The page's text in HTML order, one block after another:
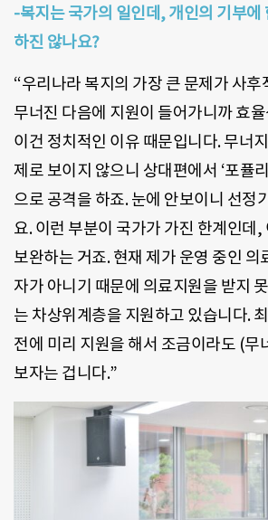
-복지는 국가의 일인데, 개인의 기부에
하진 않나요?
“우리나라 복지의 가장 큰 문제가 사후
무너진 다음에 지원이 들어가니까 효
이건 정치적인 이유 때문입니다. 무너
제로 보이지 않으니 상대편에서 ‘포퓰
으로 공격을 하죠. 눈에 안보이니 선정
요. 이런 부분이 국가가 가진 한계인데,
보완하는 거죠. 현재 제가 운영 중인 의
자가 아니기 때문에 의료지원을 받지
는 차상위계층을 지원하고 있습니다.
전에 미리 지원을 해서 조금이라도 (무
보자는 겁니다.”